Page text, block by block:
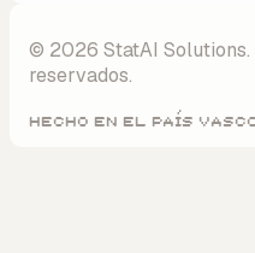
© 2026 StatAI Solutions.
reservados.
Hecho en el País